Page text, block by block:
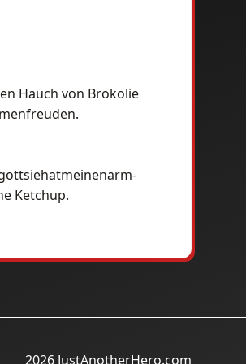
Hauch von Brokolie
Ketchup.
2026 JustAnotherHero.com